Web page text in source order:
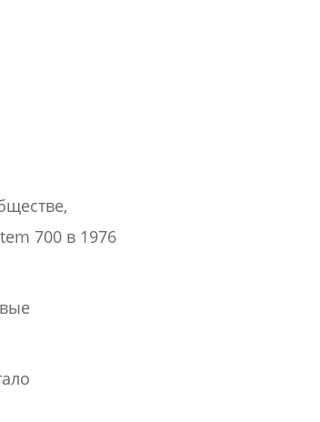
700 в 1976